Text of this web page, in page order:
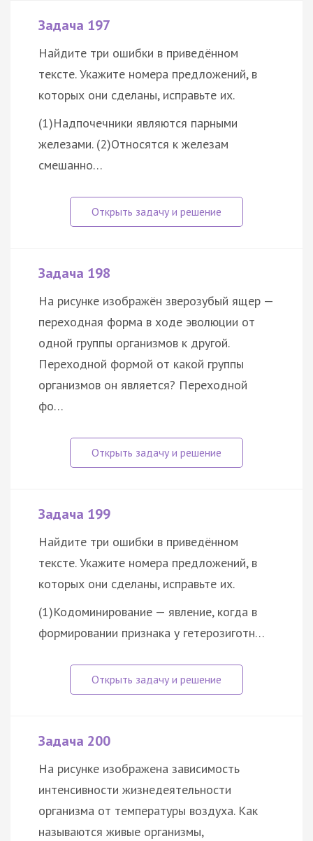
Задача 197
Найдите три ошибки в приведённом
тексте. Укажите номера предложений, в
которых они сделаны, исправьте их.
(1)Надпочечники являются парными
железами. (2)Относятся к железам
смешанно…
Задача 198
На рисунке изображён зверозубый ящер —
переходная форма в ходе эволюции от
одной группы организмов к другой.
Переходной формой от какой группы
организмов он является? Переходной
фо…
Задача 199
Найдите три ошибки в приведённом
тексте. Укажите номера предложений, в
которых они сделаны, исправьте их.
(1)Кодоминирование — явление, когда в
формировании признака у гетерозиготн…
Задача 200
На рисунке изображена зависимость
интенсивности жизнедеятельности
организма от температуры воздуха. Как
называются живые организмы,